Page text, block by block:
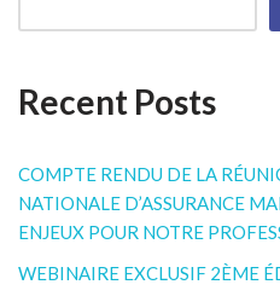
Recent Posts
COMPTE RENDU DE LA
NATIONALE D’ASSURANCE
ENJEUX POUR NOTRE
WEBINAIRE EXCLUSIF 2ÈME